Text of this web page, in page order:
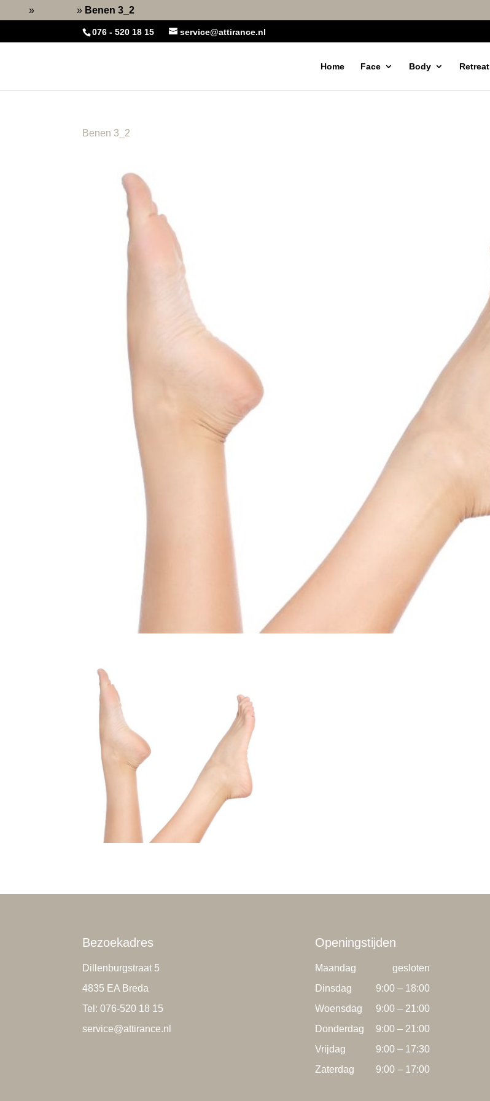
» » Benen 3_2
076 - 520 18 15 service@attirance.nl
Home Face Body Retreat
Benen 3_2
Bezoekadres
Dillenburgstraat 5
4835 EA Breda
Tel: 076-520 18 15
service@attirance.nl
Openingstijden
Maandag
gesloten
Dinsdag
9:00 – 18:00
Woensdag
9:00 – 21:00
Donderdag
9:00 – 21:00
Vrijdag
9:00 – 17:30
Zaterdag
9:00 – 17:00